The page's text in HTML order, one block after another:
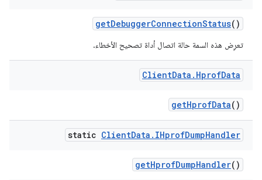
getDebuggerConnectionStatus()
تعرِض هذه السمة حالة اتصال أداة تصحيح الأخطاء.
ClientData . HprofData
getHprofData()
static ClientData . IHprofDumpHandler
getHprofDumpHandler()